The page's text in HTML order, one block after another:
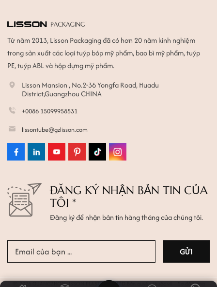
Từ năm 2013, Lisson Packaging đã có hơn 20 năm kinh nghiệm
trong sản xuất các loại tuýp bóp mỹ phẩm, bao bì mỹ phẩm, tuýp
PE, tuýp ABL và hộp đựng mỹ phẩm.
Lisson Mansion , No.2-36 Yongfa Road, Huadu
District,Guangzhou CHINA
+0086 15099958531
lissontube@gzlisson.com
ĐĂNG KÝ NHẬN BẢN TIN CỦA
TÔI *
Đăng ký để nhận bản tin hàng tháng của chúng tôi.
© 2026 GUANGZHOU LISSON PLASTIC CO.,LTD Bản quyền thuộc về. Sơ đồ trang